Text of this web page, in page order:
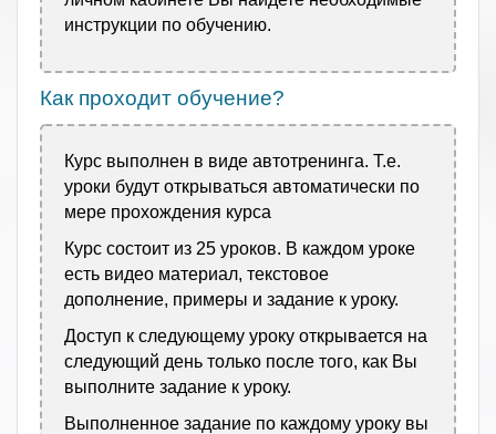
инструкции по обучению.
Как проходит обучение?
Курс выполнен в виде автотренинга. Т.е.
уроки будут открываться автоматически по
мере прохождения курса
Курс состоит из 25 уроков. В каждом уроке
есть видео материал, текстовое
дополнение, примеры и задание к уроку.
Доступ к следующему уроку открывается на
следующий день только после того, как Вы
выполните задание к уроку.
Выполненное задание по каждому уроку вы